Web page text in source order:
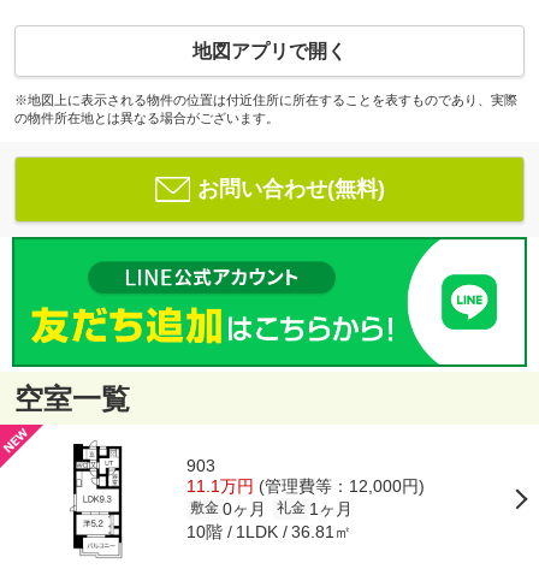
地図アプリで開く
※地図上に表示される物件の位置は付近住所に所在することを表すものであり、実際
の物件所在地とは異なる場合がございます。
お問い合わせ(無料)
空室一覧
903
11.1万円 (管理費等：12,000円)
敷金 0ヶ月 礼金 1ヶ月
10階 1LDK 36.81㎡